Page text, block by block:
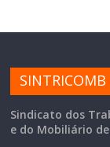
SINTRICOMB
Sindicato dos
e do Mobiliário